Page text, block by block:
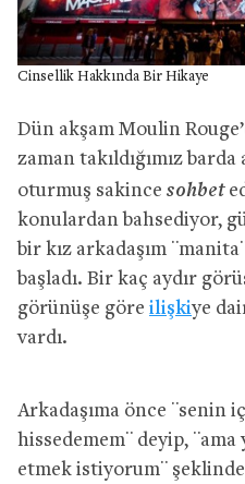
Cinsellik Hakkında Bir Hikaye
Dün akşam Moulin
zaman takıldığımız
oturmuş sakince sohbet
konulardan bahsediyor,
bir kız arkadaşım
başladı. Bir kaç aydır
görünüşe göre ilişkiye
vardı.
Arkadaşıma önce ¨senin
hissedemem¨ deyip,
etmek istiyorum¨